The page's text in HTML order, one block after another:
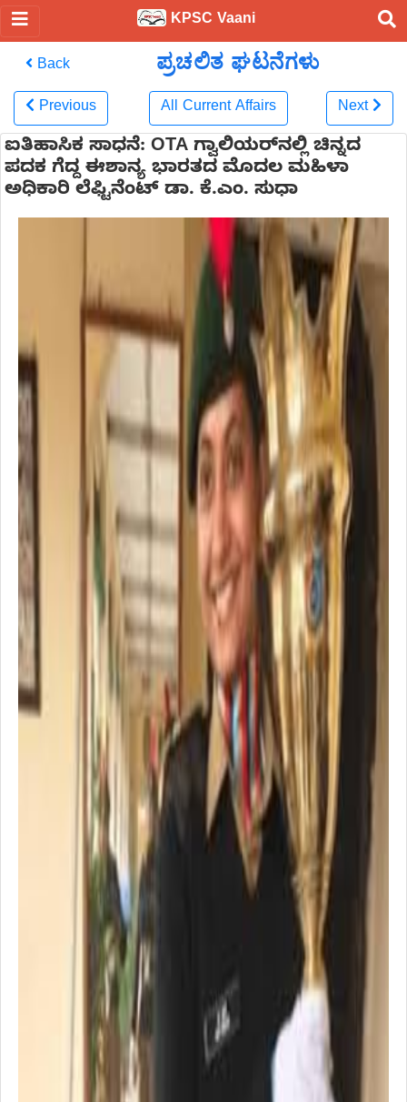
KPSC Vaani
Back ಪ್ರಚಲಿತ ಘಟನೆಗಳು
Previous All Current Affairs Next
ಐತಿಹಾಸಿಕ ಸಾಧನೆ: OTA ಗ್ವಾಲಿಯರ್‌ನಲ್ಲಿ ಚಿನ್ನದ
ಪದಕ ಗೆದ್ದ ಈಶಾನ್ಯ ಭಾರತದ ಮೊದಲ ಮಹಿಳಾ
ಅಧಿಕಾರಿ ಲೆಫ್ಟಿನೆಂಟ್ ಡಾ. ಕೆ.ಎಂ. ಸುಧಾ